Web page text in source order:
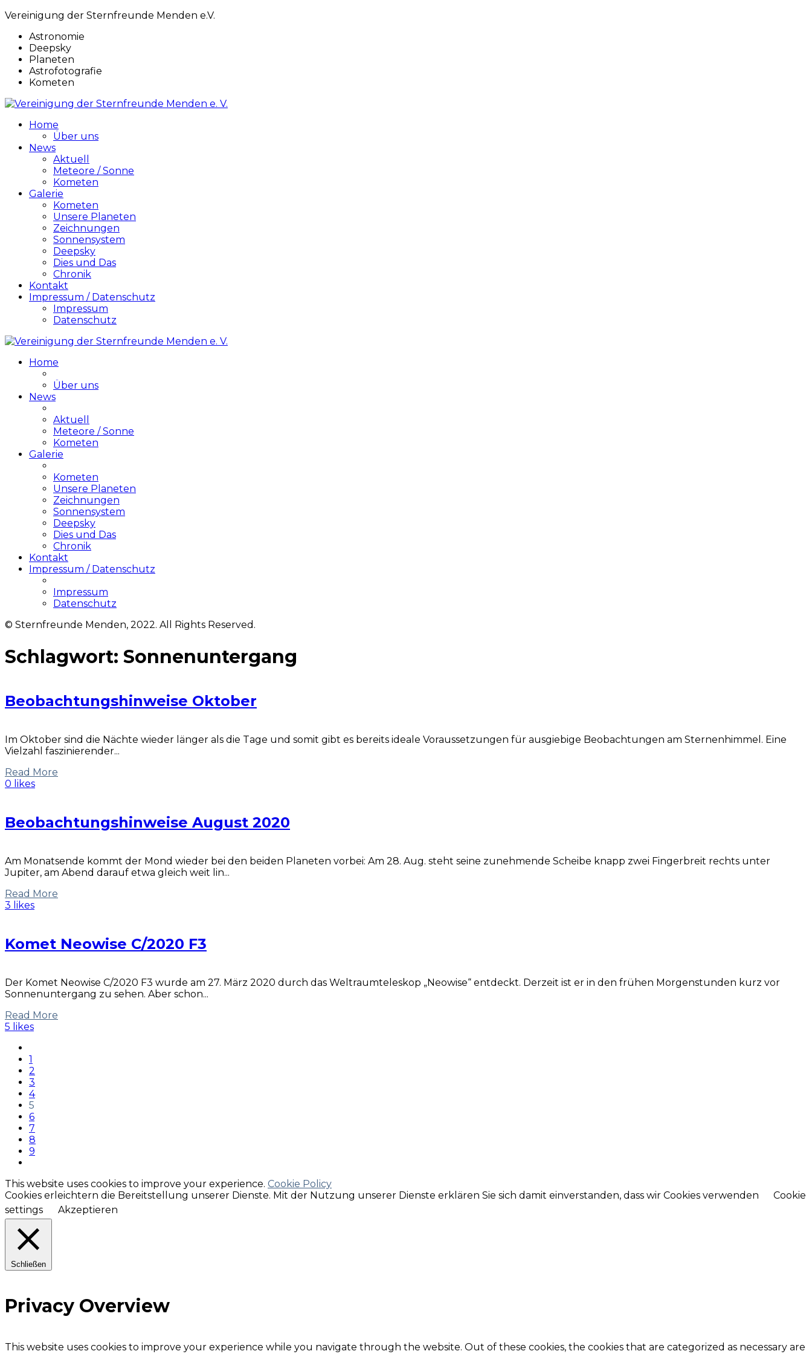
Vereinigung der Sternfreunde Menden e.V.
Astronomie
Deepsky
Planeten
Astrofotografie
Kometen
Home
Über uns
News
Aktuell
Meteore / Sonne
Kometen
Galerie
Kometen
Unsere Planeten
Zeichnungen
Sonnensystem
Deepsky
Dies und Das
Chronik
Kontakt
Impressum / Datenschutz
Impressum
Datenschutz
Home
Über uns
News
Aktuell
Meteore / Sonne
Kometen
Galerie
Kometen
Unsere Planeten
Zeichnungen
Sonnensystem
Deepsky
Dies und Das
Chronik
Kontakt
Impressum / Datenschutz
Impressum
Datenschutz
© Sternfreunde Menden, 2022. All Rights Reserved.
Schlagwort: Sonnenuntergang
Beobachtungshinweise Oktober
Im Oktober sind die Nächte wieder länger als die Tage und somit gibt es bereits ideale Voraussetzungen für ausgiebige Beobachtungen am Sternenhimmel. Eine
Vielzahl faszinierender...
Read More
0 likes
Beobachtungshinweise August 2020
Am Monatsende kommt der Mond wieder bei den beiden Planeten vorbei: Am 28. Aug. steht seine zunehmende Scheibe knapp zwei Fingerbreit rechts unter
Jupiter, am Abend darauf etwa gleich weit lin...
Read More
3 likes
Komet Neowise C/2020 F3
Der Komet Neowise C/2020 F3 wurde am 27. März 2020 durch das Weltraumteleskop „Neowise“ entdeckt. Derzeit ist er in den frühen Morgenstunden kurz vor
Sonnenuntergang zu sehen. Aber schon...
Read More
5 likes
1
2
3
4
5
6
7
8
9
This website uses cookies to improve your experience. Cookie Policy
Cookies erleichtern die Bereitstellung unserer Dienste. Mit der Nutzung unserer Dienste erklären Sie sich damit einverstanden, dass wir Cookies verwenden
Cookie
settings
Akzeptieren
Schließen
Privacy Overview
This website uses cookies to improve your experience while you navigate through the website. Out of these cookies, the cookies that are categorized as necessary are